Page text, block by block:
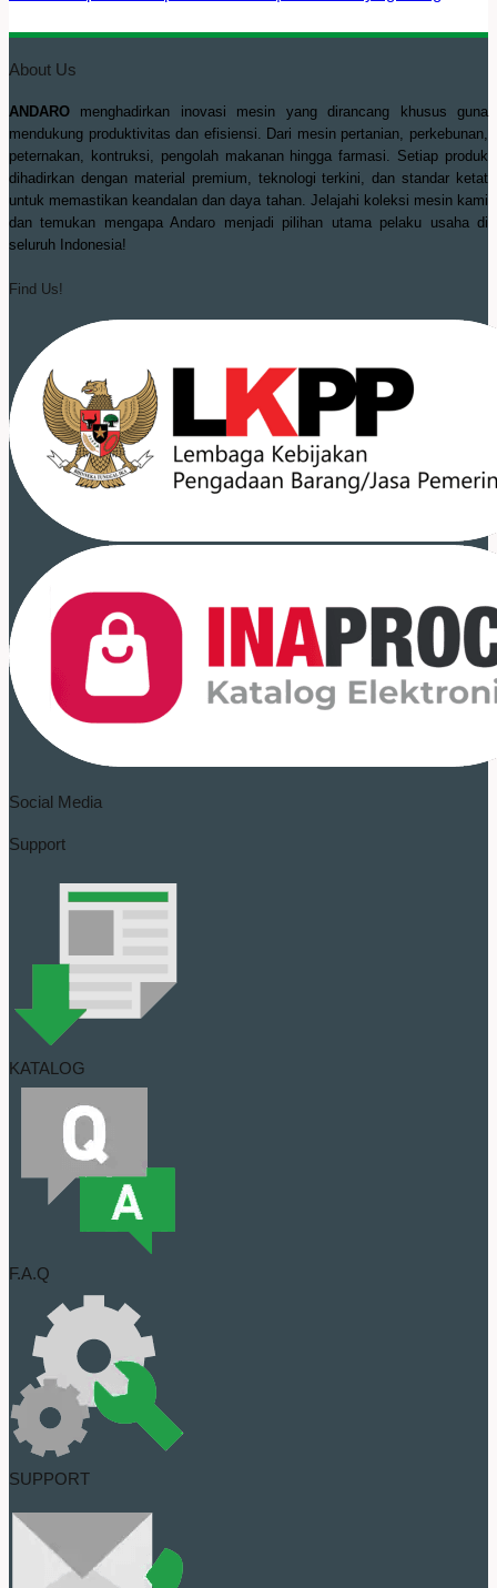
About Us
ANDARO menghadirkan inovasi mesin yang dirancang khusus guna
mendukung produktivitas dan efisiensi. Dari mesin pertanian, perkebunan,
peternakan, kontruksi, pengolah makanan hingga farmasi. Setiap produk
dihadirkan dengan material premium, teknologi terkini, dan standar ketat
untuk memastikan keandalan dan daya tahan. Jelajahi koleksi mesin kami
dan temukan mengapa Andaro menjadi pilihan utama pelaku usaha di
seluruh Indonesia!
Find Us!
Social Media
Support
KATALOG
F.A.Q
SUPPORT